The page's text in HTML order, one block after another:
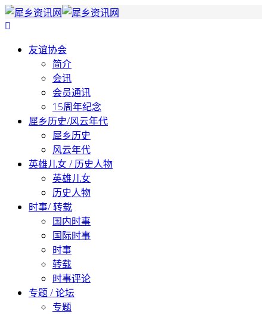
友谊协会
简介
会讯
会员通讯
15周年纪念
犀乡历史/风云年代
犀乡历史
风云年代
英雄儿女 / 历史人物
英雄儿女
历史人物
时事/ 转载
国内时事
国际时事
时事
转载
时事评论
专题 / 论坛
专题